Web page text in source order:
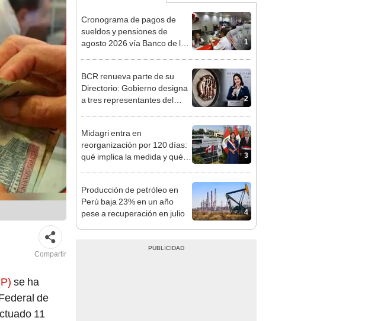
Compartir
se ha
de
11
1
Cronograma de pagos de
sueldos y pensiones de
agosto 2026 vía Banco de la
2
BCR renueva parte de su
Directorio: Gobierno designa
a tres representantes del
3
Midagri entra en
reorganización por 120 días:
qué implica la medida y qué
4
Producción de petróleo en
Perú baja 23% en un año
pese a recuperación en julio